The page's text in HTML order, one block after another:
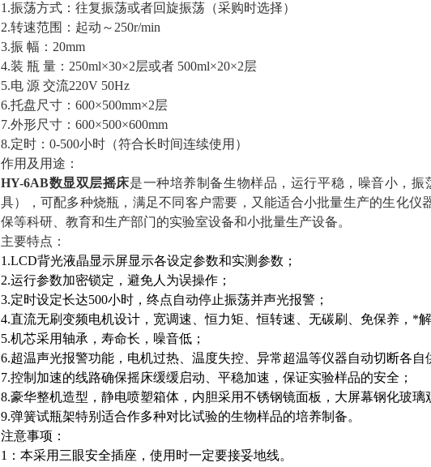
1.振荡方式：往复振荡或者回旋振荡（采购时选择）
2.转速范围：起动～250r/min
3.振 幅：20mm
4.装 瓶 量：250ml×30×2层或者 500ml×20×2层
5.电 源 交流220V 50Hz
6.托盘尺寸：600×500mm×2层
7.外形尺寸：600×500×600mm
8.定时：0-500小时（符合长时间连续使用）
作用及用途：
HY-6AB数显双层摇床是一种培养制备生物样品，运行平稳，噪音小，
具），可配多种烧瓶，满足不同客户需要，又能适合小批量生产的生化
保等科研、教育和生产部门的实验室设备和小批量生产设备。
主要特点：
1.LCD背光液晶显示屏显示各设定参数和实测参数；
2.运行参数加密锁定，避免人为误操作；
3.定时设定长达500小时，终点自动停止振荡并声光报警；
4.直流无刷变频电机设计，宽调速、恒力矩、恒转速、无碳刷、免保养，*
5.机芯采用轴承，寿命长，噪音低；
6.超温声光报警功能，电机过热、温度失控、异常超温等仪器自动切断各自
7.控制加速的线路确保摇床缓缓启动、平稳加速，保证实验样品的安全；
8.豪华整机造型，静电喷塑箱体，内胆采用不锈钢镜面板，大屏幕钢化玻璃
9.弹簧试瓶架特别适合作多种对比试验的生物样品的培养制备。
注意事项：
1：本采用三眼安全插座，使用时一定要接妥地线。